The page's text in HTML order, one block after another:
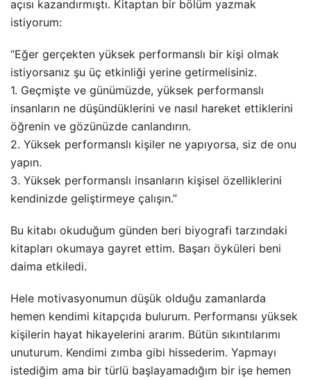
açısı kazandırmıştı. Kitaptan bir bölüm yazmak
istiyorum:
“Eğer gerçekten yüksek performanslı bir kişi olmak
istiyorsanız şu üç etkinliği yerine getirmelisiniz.
1. Geçmişte ve günümüzde, yüksek performanslı
insanların ne düşündüklerini ve nasıl hareket ettiklerini
öğrenin ve gözünüzde canlandırın.
2. Yüksek performanslı kişiler ne yapıyorsa, siz de onu
yapın.
3. Yüksek performanslı insanların kişisel özelliklerini
kendinizde geliştirmeye çalışın.”
Bu kitabı okuduğum günden beri biyografi tarzındaki
kitapları okumaya gayret ettim. Başarı öyküleri beni
daima etkiledi.
Hele motivasyonumun düşük olduğu zamanlarda
hemen kendimi kitapçıda bulurum. Performansı yüksek
kişilerin hayat hikayelerini ararım. Bütün sıkıntılarımı
unuturum. Kendimi zımba gibi hissederim. Yapmayı
istediğim ama bir türlü başlayamadığım bir işe hemen